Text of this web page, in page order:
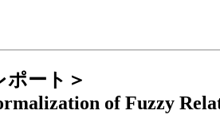
ポート＞
of Fuzzy